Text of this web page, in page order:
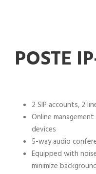
POSTE
2 SIP accounts, 2
Online
devices
5-way audio
Equipped with
minimize